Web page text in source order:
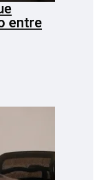
entre